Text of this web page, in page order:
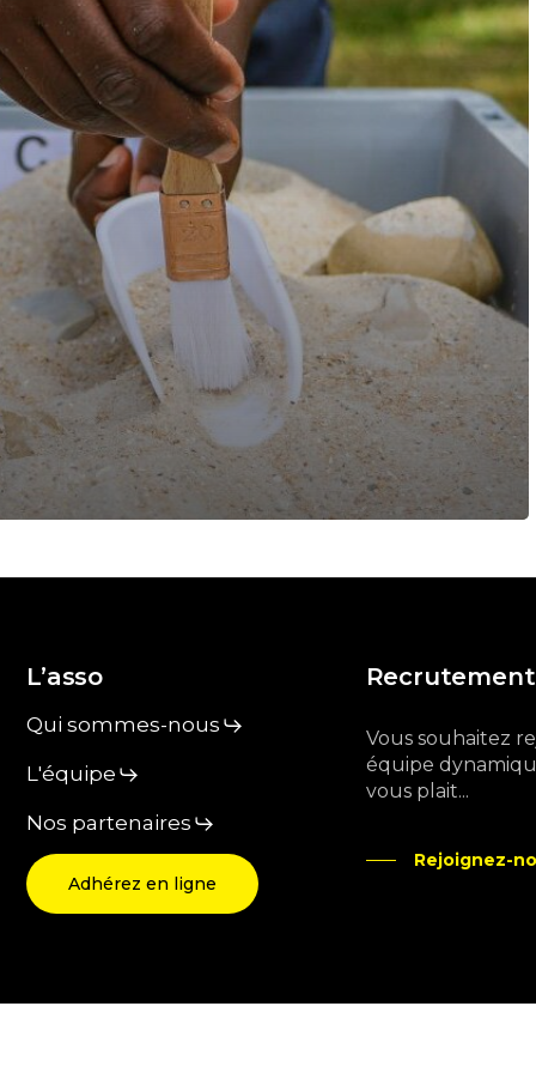
L’asso
Qui sommes-nous
L'équipe
Nos partenaires
Adhérez en ligne
Recrutement
Vous souhaitez
équipe
vous plait...
Rejoignez-